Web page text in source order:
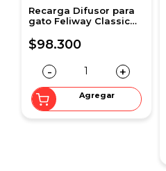
Recarga Difusor para
gato Feliway Classic
$98.300
- +
Agregar